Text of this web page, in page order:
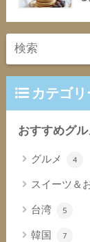
カテゴリ
おすすめグ
グルメ 4
スイーツ＆
台湾 5
韓国 7